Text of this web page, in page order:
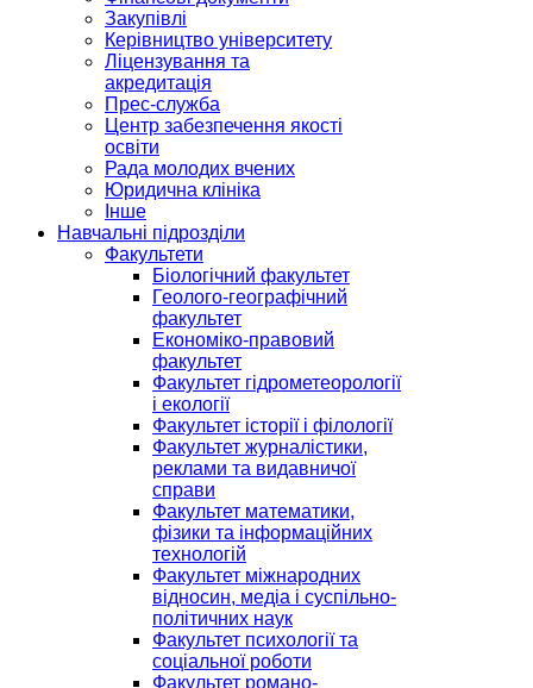
Закупівлі
Керівництво університету
Ліцензування та
акредитація
Прес-служба
Центр забезпечення якості
освіти
Рада молодих вчених
Юридична клініка
Інше
Навчальні підрозділи
Факультети
Біологічний факультет
Геолого-географічний
факультет
Економіко-правовий
факультет
Факультет гідрометеорології
і екології
Факультет історії і філології
Факультет журналістики,
реклами та видавничої
справи
Факультет математики,
фізики та інформаційних
технологій
Факультет міжнародних
відносин, медіа і суспільно-
політичних наук
Факультет психології та
соціальної роботи
Факультет романо-